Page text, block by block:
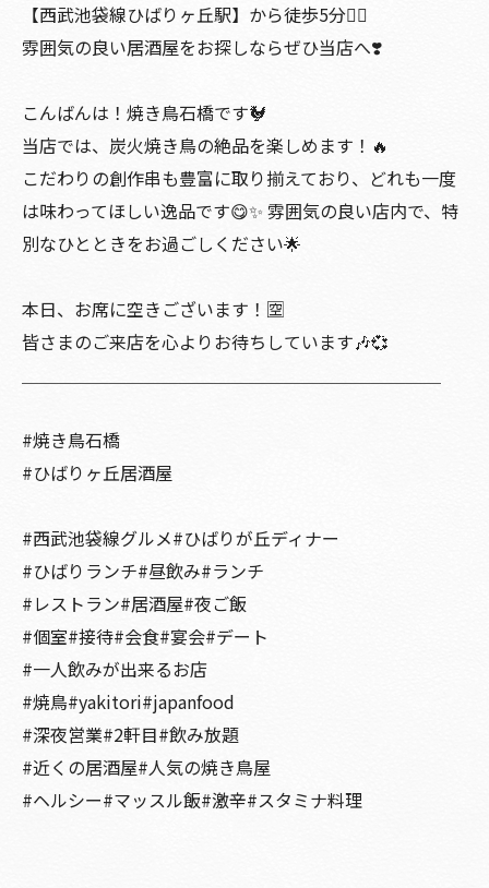
【西武池袋線ひばりヶ丘駅】から徒歩5分🚶‍♀️
雰囲気の良い居酒屋をお探しならぜひ当店へ❣️
こんばんは！焼き鳥石橋です🐓
当店では、炭火焼き鳥の絶品を楽しめます！🔥
こだわりの創作串も豊富に取り揃えており、どれも一度
は味わってほしい逸品です😋✨ 雰囲気の良い店内で、特
別なひとときをお過ごしください🌟
本日、お席に空きございます！🈳
皆さまのご来店を心よりお待ちしています🎶💞
#焼き鳥石橋
#ひばりヶ丘居酒屋
#西武池袋線グルメ#ひばりが丘ディナー
#ひばりランチ#昼飲み#ランチ
#レストラン#居酒屋#夜ご飯
#個室#接待#会食#宴会#デート
#一人飲みが出来るお店
#焼鳥#yakitori#japanfood
#深夜営業#2軒目#飲み放題
#近くの居酒屋#人気の焼き鳥屋
#ヘルシー#マッスル飯#激辛#スタミナ料理